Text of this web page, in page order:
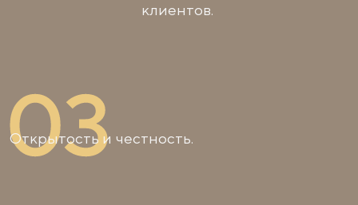
клиентов.
Открытость и честность.